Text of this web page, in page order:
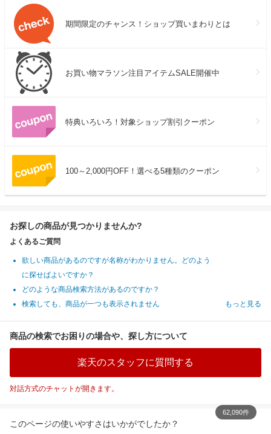
期間限定のチャンス！ショップ買いまわりとは
お買い物マラソン注目アイテムSALE開催中
特典いろいろ！対象ショップ割引クーポン
100～2,000円OFF！選べる5種類のクーポン
お探しの商品が見つかりませんか?
よくあるご質問
欲しい商品があるのですが名称がわかりません。どのよう
に探せばよいですか？
どのような商品検索方法があるのですか？
検索しても、商品が一つも表示されません
もっと見る
商品の検索でお困りの場合や、探し方について
楽天のスタッフに質問する
対話方式のチャットが開きます。
このページの使いやすさはいかがでしたか？
62,090件